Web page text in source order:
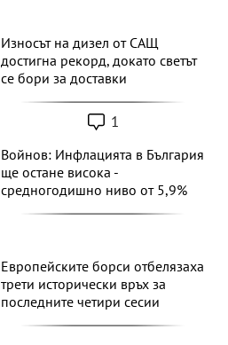
Износът на дизел от САЩ
достигна рекорд, докато светът
се бори за доставки
1
Войнов: Инфлацията в България
ще остане висока -
средногодишно ниво от 5,9%
Европейските борси отбелязаха
трети исторически връх за
последните четири сесии